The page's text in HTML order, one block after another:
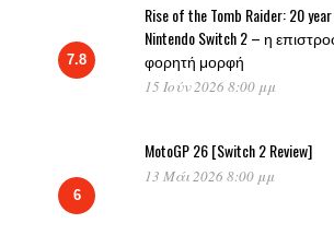
7.8
Rise of the Tomb Raider: 20
Nintendo Switch 2 – η
φορητή μορφή
15 Ιούν 2026 8:00 μμ
6
MotoGP 26 [Switch 2 Review]
13 Μάι 2026 8:00 μμ